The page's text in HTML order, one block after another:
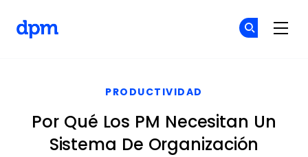
PRODUCTIVIDAD
Por Qué Los PM Necesitan Un
Sistema De Organización